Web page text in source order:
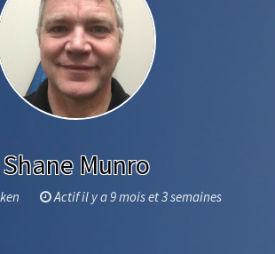
Shane Munro
Actif il y a 9 mois et 3 semaines